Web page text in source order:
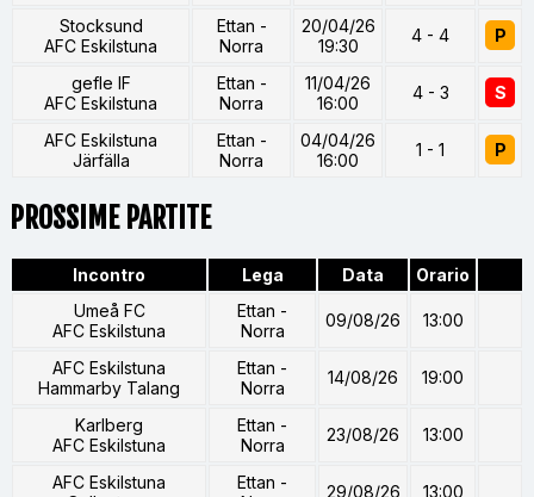
Stocksund
AFC Eskilstuna
Ettan -
Norra
20/04/26
19:30
4 - 4 P
gefle IF
AFC Eskilstuna
Ettan -
Norra
11/04/26
16:00
4 - 3 S
AFC Eskilstuna
Järfälla
Ettan -
Norra
04/04/26
16:00
1 - 1 P
PROSSIME PARTITE
Incontro Lega Data
Orario
Umeå FC
AFC Eskilstuna
Ettan -
Norra
09/08/26 13:00
AFC Eskilstuna
Hammarby Talang
Ettan -
Norra
14/08/26 19:00
Karlberg
AFC Eskilstuna
Ettan -
Norra
23/08/26 13:00
AFC Eskilstuna
Ettan -
29/08/26 13:00